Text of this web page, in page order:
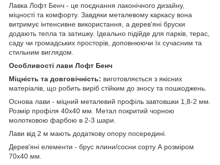
Лавка Лофт Бенч - це поєднання лаконічного дизайну,
міцності та комфорту. Завдяки металевому каркасу вона
витримує інтенсивне використання, а дерев'яні бруски
додають тепла та затишку. Ідеально підійде для парків, терас,
саду чи громадських просторів, доповнюючи їх сучасним та
стильним виглядом.
Особливості лави Лофт Бенч
Міцність та довговічність: виготовляється з якісних
матеріалів, що робить виріб стійким до зносу та пошкоджень.
Основа лави - міцний металевий профіль завтовшки 1,8-2 мм.
Розмір профіля 40х40 мм. Метал покритий чорною
молотковою фарбою в 2-3 шари.
Лави від 2 м мають додаткову опору посередині.
Дерев'яні елементи - брус ялини/сосни сорту А розміром
70х40 мм.